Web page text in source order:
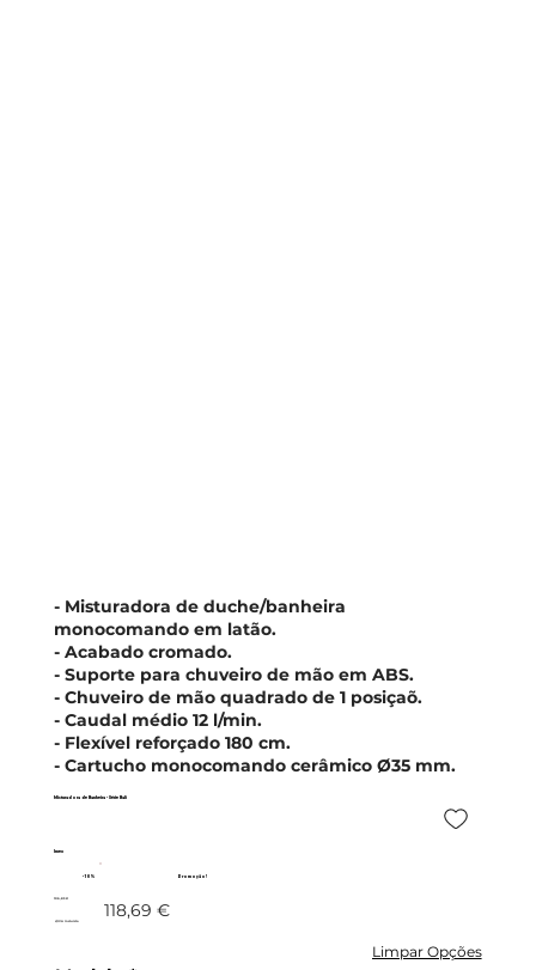
Misturadora de Banheira - Série Bali
Imex
Promoção!
- 10%
106,83 € 118,69 €
c/IVA incluído
Limpar Opções
- Misturadora de duche/banheira
monocomando em latão.
- Acabado cromado.
- Suporte para chuveiro de mão em ABS.
- Chuveiro de mão quadrado de 1 posiçaõ.
- Caudal médio 12 l/min.
- Flexível reforçado 180 cm.
- Cartucho monocomando cerâmico Ø35 mm.